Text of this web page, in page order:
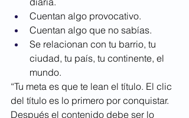
Cuentan algo provocativo.
Cuentan algo que no sabías.
Se relacionan con tu barrio, tu
ciudad, tu país, tu continente, el
mundo.
“Tu meta es que te lean el título. El clic
del título es lo primero por conquistar.
Después el contenido debe ser lo